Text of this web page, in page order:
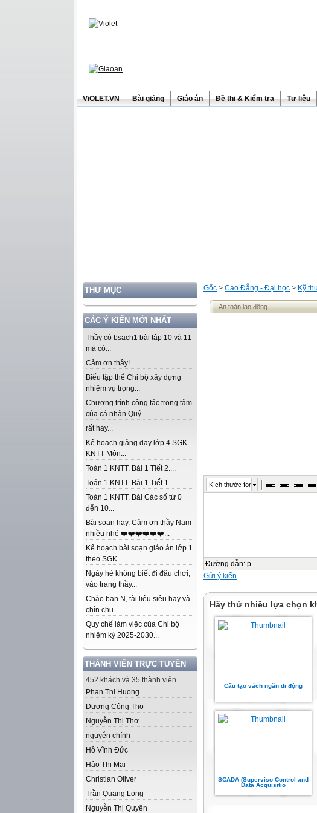
ViOLET.VN Bài giảng Giáo án Đề thi & Kiểm tra Tư liệu
THƯ MỤC
CÁC Ý KIẾN MỚI NHẤT
Thầy có bsach1 bài tập 10 và 11
mà có...
Cảm ơn thầy!...
Biểu tập thể Chi bộ xây dựng
nhiệm vụ trọng...
Chương trình công tác trọng tâm
của cá nhân Quý...
rất hay...
Kế hoạch giảng dạy lớp 4 SGK -
KNTT Môn...
Toán 1 KNTT. Bài 1 Tiết 2....
Toán 1 KNTT. Bài 1 Tiết 1....
Toán 1 KNTT. Bài Các số từ 0
đến 10...
Bài soạn hay. Cảm ơn thầy Nam
nhiều nhé ❤️❤️❤️❤️❤️❤️...
Kế hoạch bài soạn giáo án lớp 1
theo SGK...
Ngày hè không biết đi đâu chơi,
vào trang thầy...
Chào bạn N, tài liệu siêu hay và
chỉn chu...
Quy chế làm việc của Chi bộ
nhiệm kỳ 2025-2030...
THÀNH VIÊN TRỰC TUYẾN
452 khách và 35 thành viên
Phan Thi Huong
Dương Công Thọ
Nguyễn Thị Thơ
nguyễn chính
Hồ Vĩnh Đức
Hảo Thị Mai
Christian Oliver
Trần Quang Long
Nguyễn Thị Quyên
Gốc > Cao Đẳng - Đại học > Kỹ
An toàn lao động
Kích thước font
Đường dẫn: p
Gửi ý kiến
Hãy thử nhiều lựa chọn
Cấu tạo vách ngăn di động
SCADA (Superviso Control and
Data Acquisitio